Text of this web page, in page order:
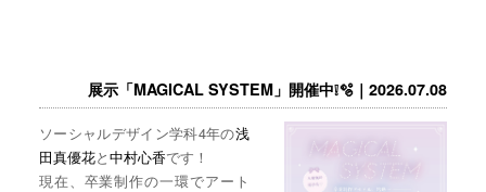
展示「MAGICAL SYSTEM」開催中❕🫧｜2026.07.08
ソーシャルデザイン学科4年の浅
田真優花と中村心香です！
現在、卒業制作の一環でアート